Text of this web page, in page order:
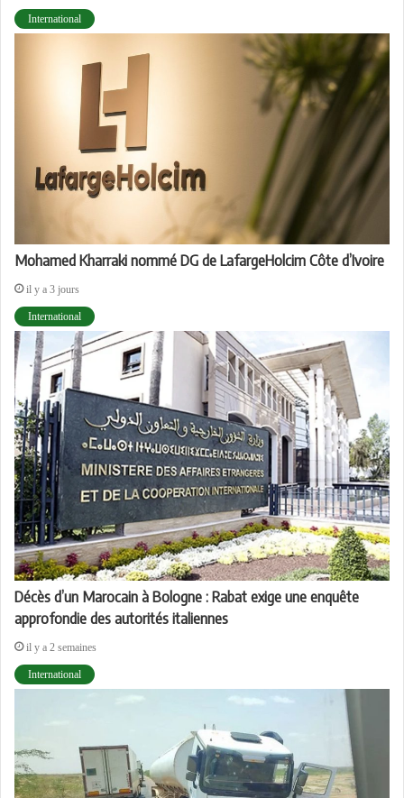
International
Mohamed Kharraki nommé DG de LafargeHolcim Côte d’Ivoire
il y a 3 jours
International
Décès d’un Marocain à Bologne : Rabat exige une enquête
approfondie des autorités italiennes
il y a 2 semaines
International